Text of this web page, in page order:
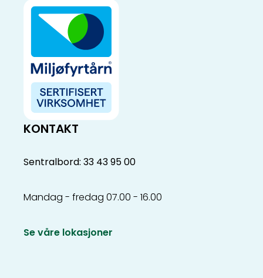
KONTAKT
Sentralbord: 33 43 95 00
Mandag - fredag 07.00 - 16.00
Se våre lokasjoner